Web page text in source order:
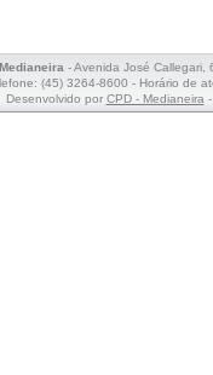
- Avenida José Callegari,
(45) 3264-8600 - Horário de
Desenvolvido por CPD - Medianeira-